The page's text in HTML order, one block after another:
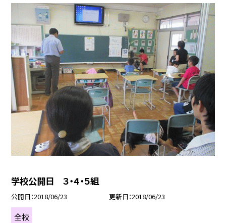
学校公開日 ３・４・５組
公開日 2018/06/23 更新日 2018/06/23
全校